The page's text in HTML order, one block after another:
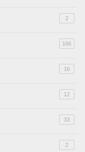
2
166
16
12
33
2